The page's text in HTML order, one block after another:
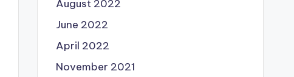
August 2022
June 2022
April 2022
November 2021